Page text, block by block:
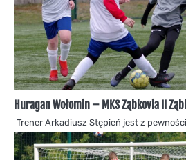
Huragan Wołomin – MKS Ząbkovia II
Trener Arkadiusz Stępień jest z